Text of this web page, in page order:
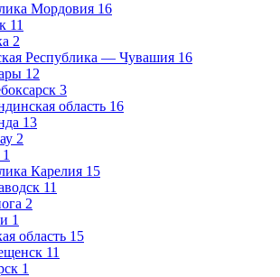
Мордовия 16
11
2
Республика — Чувашия 16
12
3
область 16
13
2
1
Карелия 15
11
2
1
область 15
11
1